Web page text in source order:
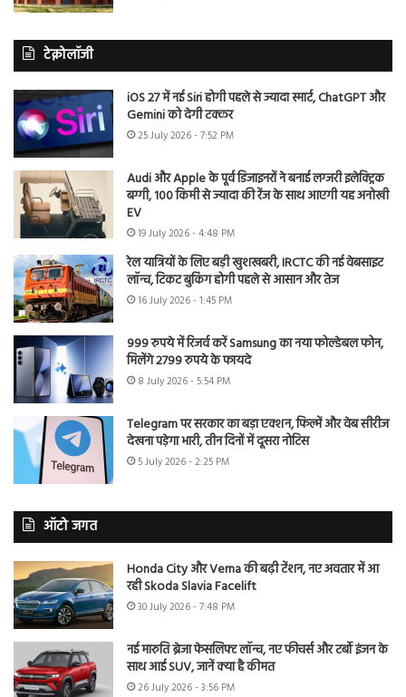
टेक्नोलॉजी
iOS 27 में नई Siri होगी पहले से ज्यादा स्मार्ट, ChatGPT और
Gemini को देगी टक्कर
25 July 2026 - 7:52 PM
Audi और Apple के पूर्व डिजाइनरों ने बनाई लग्जरी इलेक्ट्रिक
बग्गी, 100 किमी से ज्यादा की रेंज के साथ आएगी यह अनोखी
EV
19 July 2026 - 4:48 PM
रेल यात्रियों के लिए बड़ी खुशखबरी, IRCTC की नई वेबसाइट
लॉन्च, टिकट बुकिंग होगी पहले से आसान और तेज
16 July 2026 - 1:45 PM
999 रुपये में रिजर्व करें Samsung का नया फोल्डेबल फोन,
मिलेंगे 2799 रुपये के फायदे
8 July 2026 - 5:54 PM
Telegram पर सरकार का बड़ा एक्शन, फिल्में और वेब सीरीज
देखना पड़ेगा भारी, तीन दिनों में दूसरा नोटिस
5 July 2026 - 2:25 PM
ऑटो जगत
Honda City और Verna की बढ़ी टेंशन, नए अवतार में आ
रही Skoda Slavia Facelift
30 July 2026 - 7:48 PM
नई मारुति ब्रेजा फेसलिफ्ट लॉन्च, नए फीचर्स और टर्बो इंजन के
साथ आई SUV, जानें क्या है कीमत
26 July 2026 - 3:56 PM